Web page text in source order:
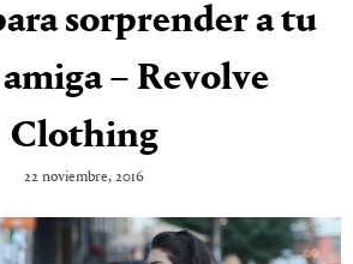
sorprender a tu
– Revolve
Clothing
22 noviembre, 2016